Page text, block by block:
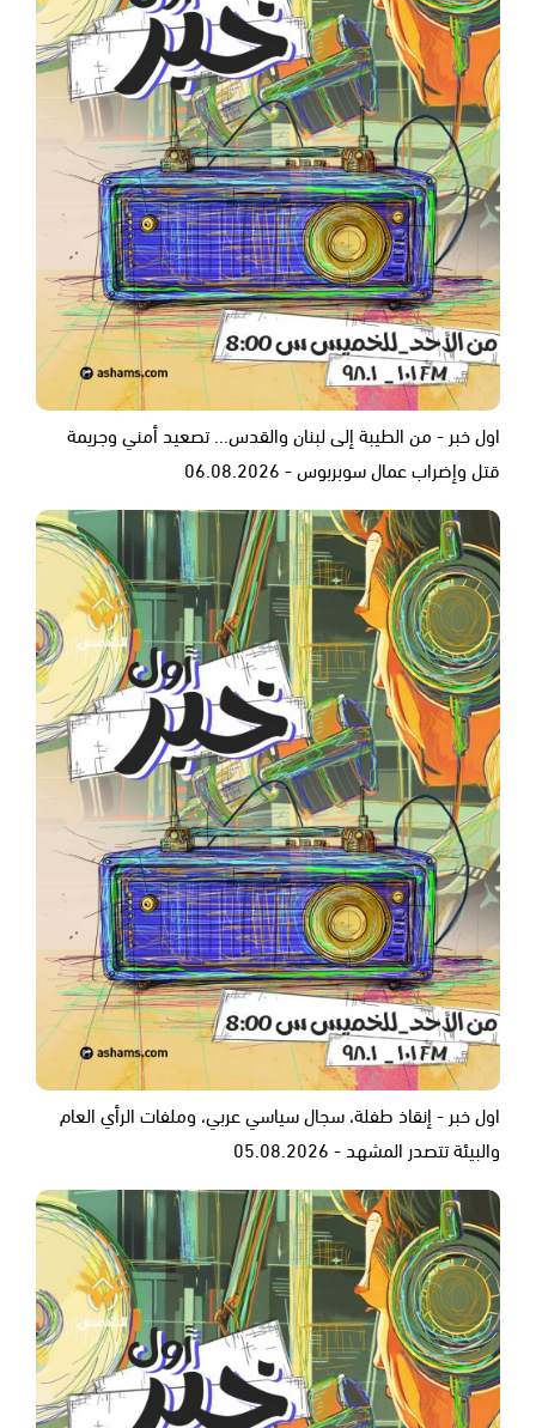
اول خبر - من الطيبة إلى لبنان والقدس... تصعيد أمني وجريمة
قتل وإضراب عمال سوبربوس - 06.08.2026
اول خبر - إنقاذ طفلة، سجال سياسي عربي، وملفات الرأي العام
والبيئة تتصدر المشهد - 05.08.2026